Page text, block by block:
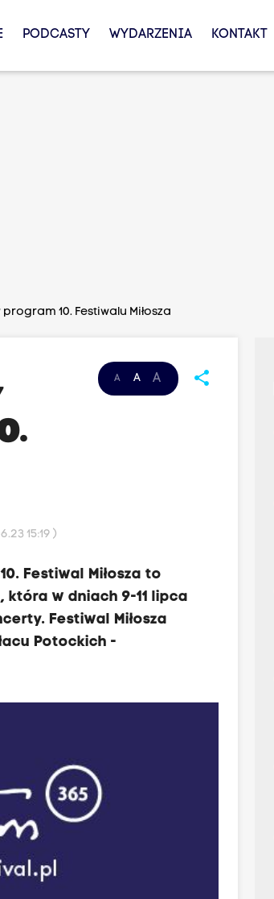
PODCASTY WYDARZENIA KONTAKT
10. Festiwalu Miłosza
A A A share
15:19 )
Festiwal Miłosza to
która w dniach 9-11 lipca
Festiwal Miłosza
Potockich -